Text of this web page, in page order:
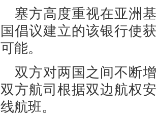
塞方高度重视在亚洲
国倡议建立的该银行使
可能。
双方对两国之间不断
双方航司根据双边航权
线航班。